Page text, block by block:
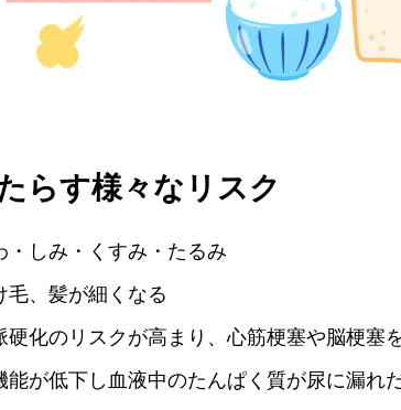
らす様々なリスク
・しみ・くすみ・たるみ
毛、髪が細くなる
硬化のリスクが高まり、心筋梗塞や脳梗塞
が低下し血液中のたんぱく質が尿に漏れ